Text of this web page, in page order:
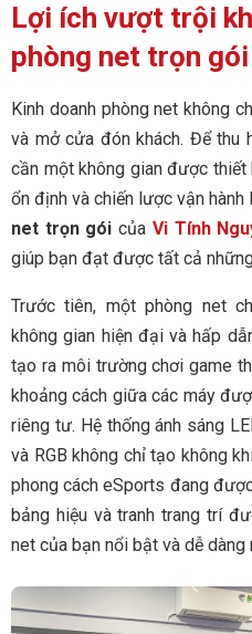
Lợi ích vượt trội
phòng net trọn gói
Kinh doanh phòng net không
và mở cửa đón khách. Để thu
cần một không gian được thiết
ổn định và chiến lược vận hành
net trọn gói của Vi Tính
giúp bạn đạt được tất cả
Trước tiên, một phòng net
không gian hiện đại và hấp
tạo ra môi trường chơi game
khoảng cách giữa các máy
riêng tư. Hệ thống ánh sáng
và RGB không chỉ tạo không
phong cách eSports đang
bảng hiệu và tranh trang trí
net của bạn nổi bật và dễ dàng